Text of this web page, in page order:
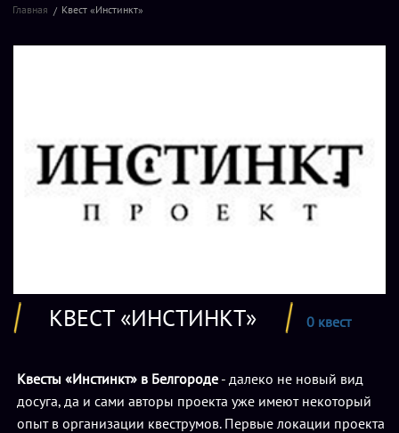
Главная Квест «Инстинкт»
КВЕСТ «ИНСТИНКТ» 0 квест
Квесты «Инстинкт» в Белгороде - далеко не новый вид
досуга, да и сами авторы проекта уже имеют некоторый
опыт в организации квеструмов. Первые локации проекта